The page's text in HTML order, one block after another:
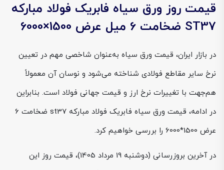
قیمت روز ورق سیاه فابریک فولاد مبارکه
ST37 ضخامت 6 میل عرض 1500×6000
در بازار ایران، قیمت ورق سیاه به‌عنوان شاخصی مهم در تعیین
نرخ سایر مقاطع فولادی شناخته می‌شود و نوسان آن معمولاً
هم‌جهت با تغییرات نرخ ارز و قیمت جهانی فولاد است. بنابراین
در ادامه، قیمت ورق سیاه فابریک فولاد مبارکه st37 ضخامت 6
عرض 1500*6000 را بررسی خواهیم کرد.
در آخرین بروزرسانی (دوشنبه 19 مرداد 1405)، قیمت روز این